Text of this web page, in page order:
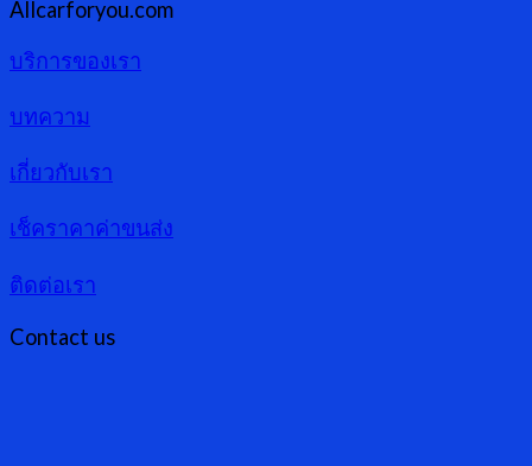
Allcarforyou.com
บริการของเรา
บทความ
เกี่ยวกับเรา
เช็คราคาค่าขนส่ง
ติดต่อเรา
Contact us